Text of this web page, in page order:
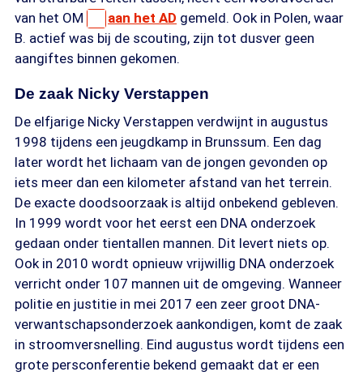
van het OM
aan het AD gemeld. Ook in Polen, waar
B. actief was bij de scouting, zijn tot dusver geen
aangiftes binnen gekomen.
De zaak Nicky Verstappen
De elfjarige Nicky Verstappen verdwijnt in augustus
1998 tijdens een jeugdkamp in Brunssum. Een dag
later wordt het lichaam van de jongen gevonden op
iets meer dan een kilometer afstand van het terrein.
De exacte doodsoorzaak is altijd onbekend gebleven.
In 1999 wordt voor het eerst een DNA onderzoek
gedaan onder tientallen mannen. Dit levert niets op.
Ook in 2010 wordt opnieuw vrijwillig DNA onderzoek
verricht onder 107 mannen uit de omgeving. Wanneer
politie en justitie in mei 2017 een zeer groot DNA-
verwantschapsonderzoek aankondigen, komt de zaak
in stroomversnelling. Eind augustus wordt tijdens een
grote persconferentie bekend gemaakt dat er een